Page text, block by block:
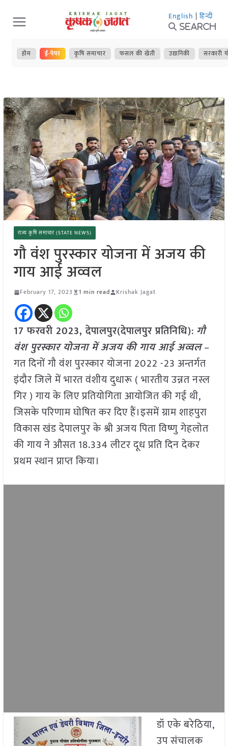
Skip
to
content
English | हिन्दी
Search
होम ई-पेपर कृषि समाचार फसल की खेती उद्यानिकी सरकारी
राज्य कृषि समाचार (STATE NEWS)
गौ वंश पुरस्कार योजना में अजय की
गाय आई अव्वल
February 17, 2023 1 min read Krishak Jagat
17 फरवरी 2023, देपालपुर(देपालपुर प्रतिनिधि): गौ
वंश पुरस्कार योजना में अजय की गाय आई अव्वल–
गत दिनों गौ वंश पुरस्कार योजना 2022 -23 अन्तर्गत
इंदौर जिले में भारत वंशीय दुधारू ( भारतीय उन्नत नस्ल
गिर ) गाय के लिए प्रतियोगिता आयोजित की गई थी,
जिसके परिणाम घोषित कर दिए हैं।इसमें ग्राम शाहपुरा
विकास खंड देपालपुर के श्री अजय पिता विष्णु गेहलोत
की गाय ने औसत 18.334 लीटर दूध प्रति दिन देकर
प्रथम स्थान प्राप्त किया।
डॉ एके बरेठिया,
उप संचालक